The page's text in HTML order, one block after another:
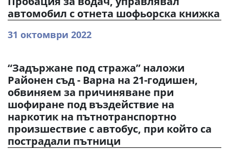
автомобил с отнета шофьорска книжка
31 октомври 2022
“Задържане под стража” наложи
Районен съд - Варна на 21-годишен,
обвиняем за причиняване при
шофиране под въздействие на
наркотик на пътнотранспортно
произшествие с автобус, при който са
пострадали пътници